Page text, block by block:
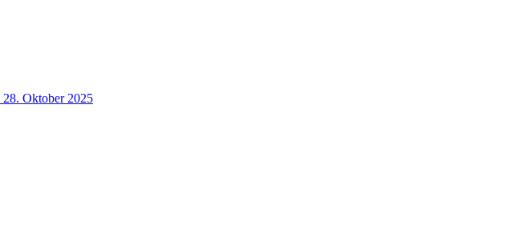
28. Oktober 2025